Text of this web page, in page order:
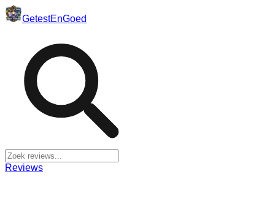
GetestEnGoed
Reviews